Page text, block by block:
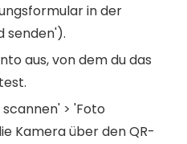
in der
senden').
aus, von dem du das
> 'Foto
Kamera über den QR-